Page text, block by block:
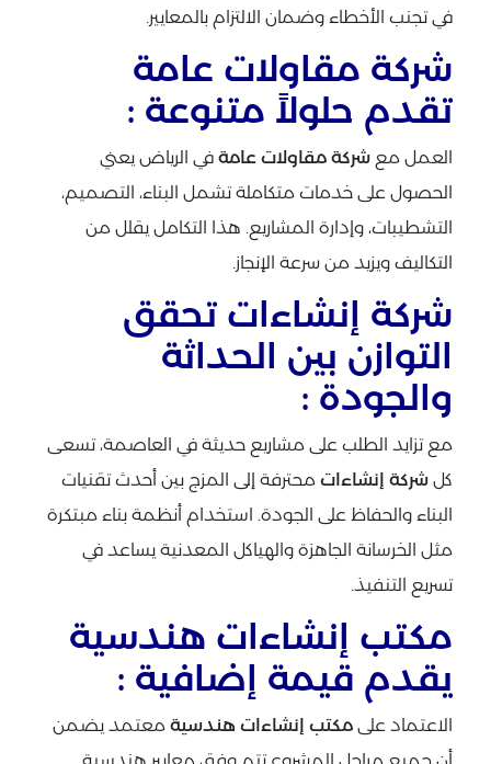
في تجنب الأخطاء وضمان الالتزام بالمعايير.
شركة مقاولات عامة
تقدم حلولاً متنوعة :
العمل مع شركة مقاولات عامة في الرياض يعني
الحصول على خدمات متكاملة تشمل البناء، التصميم،
التشطيبات، وإدارة المشاريع. هذا التكامل يقلل من
التكاليف ويزيد من سرعة الإنجاز.
شركة إنشاءات تحقق
التوازن بين الحداثة
والجودة :
مع تزايد الطلب على مشاريع حديثة في العاصمة، تسعى
كل شركة إنشاءات محترفة إلى المزج بين أحدث تقنيات
البناء والحفاظ على الجودة. استخدام أنظمة بناء مبتكرة
مثل الخرسانة الجاهزة والهياكل المعدنية يساعد في
تسريع التنفيذ.
مكتب إنشاءات هندسية
يقدم قيمة إضافية :
الاعتماد على مكتب إنشاءات هندسية معتمد يضمن